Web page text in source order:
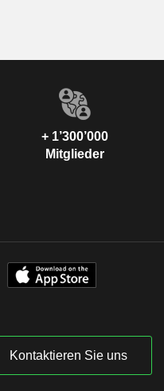
+ 1’300’000
Mitglieder
Kontaktieren Sie uns